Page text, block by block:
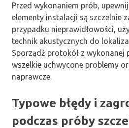
Przed wykonaniem prób,
elementy instalacji są szczelnie
przypadku nieprawidłowości,
technik akustycznych do
Sporządź protokół z wykonanej
wszelkie uchwycone problemy
naprawcze.
Typowe błędy i
podczas próby